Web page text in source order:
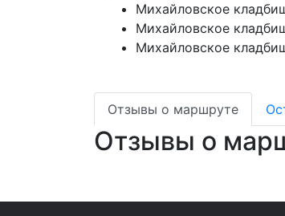
Михайловское
Михайловское
Михайловское
Отзывы о маршруте
Отзывы о